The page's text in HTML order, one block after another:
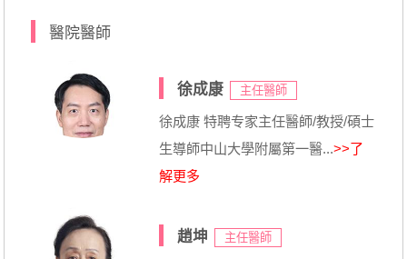
醫院醫師
徐成康 主任醫師
徐成康 特聘专家主任醫師/教授/碩士
生導師中山大學附屬第一醫...>>了
解更多
趙坤 主任醫師